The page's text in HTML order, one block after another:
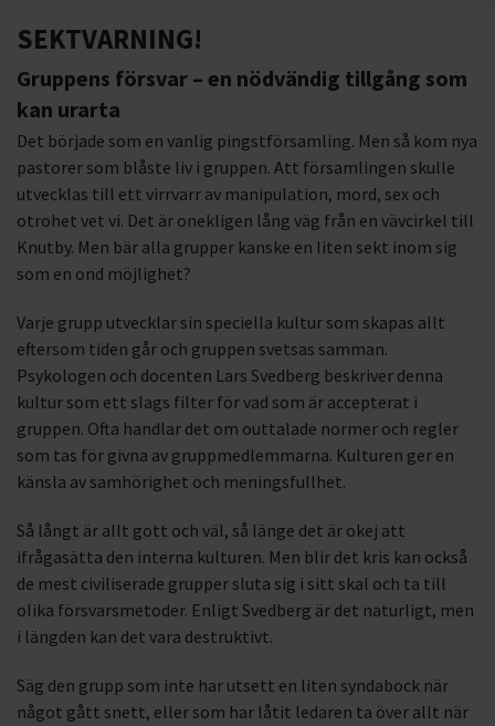
SEKTVARNING!
Gruppens försvar – en nödvändig tillgång som
kan urarta
Det började som en vanlig pingstförsamling. Men så kom nya
pastorer som blåste liv i gruppen. Att församlingen skulle
utvecklas till ett virrvarr av manipulation, mord, sex och
otrohet vet vi. Det är onekligen lång väg från en vävcirkel till
Knutby. Men bär alla grupper kanske en liten sekt inom sig
som en ond möjlighet?
Varje grupp utvecklar sin speciella kultur som skapas allt
eftersom tiden går och gruppen svetsas samman.
Psykologen och docenten Lars Svedberg beskriver denna
kultur som ett slags filter för vad som är accepterat i
gruppen. Ofta handlar det om outtalade normer och regler
som tas för givna av gruppmedlemmarna. Kulturen ger en
känsla av samhörighet och meningsfullhet.
Så långt är allt gott och väl, så länge det är okej att
ifrågasätta den interna kulturen. Men blir det kris kan också
de mest civiliserade grupper sluta sig i sitt skal och ta till
olika försvarsmetoder. Enligt Svedberg är det naturligt, men
i längden kan det vara destruktivt.
Säg den grupp som inte har utsett en liten syndabock när
något gått snett, eller som har låtit ledaren ta över allt när